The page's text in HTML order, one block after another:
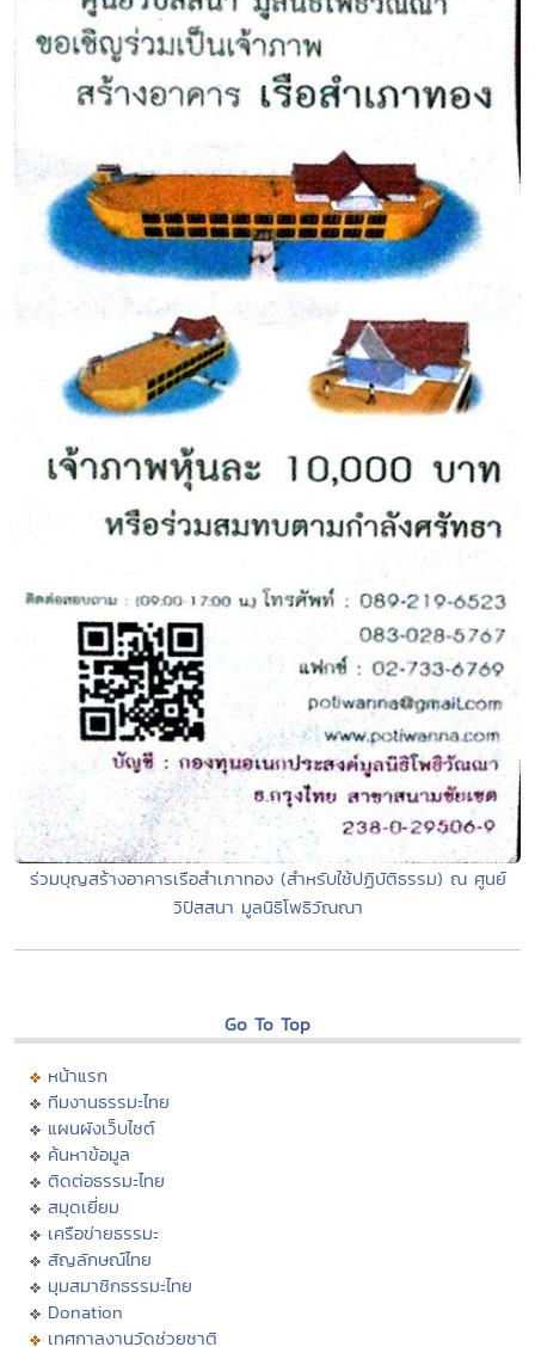
ร่วมบุญสร้างอาคารเรือสำเภาทอง (สําหรับใช้ปฏิบัติธรรม) ณ ศูนย์
วิปัสสนา มูลนิธิโพธิวัณณา
Go To Top
หน้าแรก
ทีมงานธรรมะไทย
แผนผังเว็บไซต์
ค้นหาข้อมูล
ติดต่อธรรมะไทย
สมุดเยี่ยม
เครือข่ายธรรมะ
สัญลักษณ์ไทย
มุมสมาชิกธรรมะไทย
Donation
เทศกาลงานวัดช่วยชาติ